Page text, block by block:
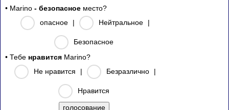
• Marino - безопасное место?
опасное
| Нейтральное |
Безопасное
• Тебе нравится Marino?
Не нравится
| Безразлично |
Нравится